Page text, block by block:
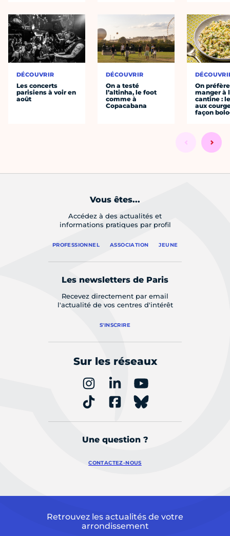
DÉCOUVRIR
Les concerts
parisiens à voir en
août
DÉCOUVRIR
On a testé
l’altinha, le foot
comme à
Copacabana
On préfère
manger à
cantine :
aux
façon
Vous êtes...
Accédez à des actualités et
informations pratiques par profil
PROFESSIONNEL ASSOCIATION JEUNE
Les newsletters de Paris
Recevez directement par email
l'actualité de vos centres d'intérêt
S'INSCRIRE
Sur les réseaux
Une question ?
CONTACTEZ-NOUS
Retrouvez les actualités de votre
arrondissement